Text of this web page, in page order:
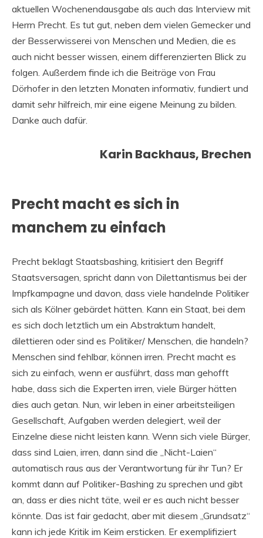
aktuellen Wochenendausgabe als auch das Interview mit
Herrn Precht. Es tut gut, neben dem vielen Gemecker und
der Besserwisserei von Menschen und Medien, die es
auch nicht besser wissen, einem differenzierten Blick zu
folgen. Außerdem finde ich die Beiträge von Frau
Dörhofer in den letzten Monaten informativ, fundiert und
damit sehr hilfreich, mir eine eigene Meinung zu bilden.
Danke auch dafür.
Karin Backhaus, Brechen
Precht macht es sich in
manchem zu einfach
Precht beklagt Staatsbashing, kritisiert den Begriff
Staatsversagen, spricht dann von Dilettantismus bei der
Impfkampagne und davon, dass viele handelnde Politiker
sich als Kölner gebärdet hätten. Kann ein Staat, bei dem
es sich doch letztlich um ein Abstraktum handelt,
dilettieren oder sind es Politiker/ Menschen, die handeln?
Menschen sind fehlbar, können irren. Precht macht es
sich zu einfach, wenn er ausführt, dass man gehofft
habe, dass sich die Experten irren, viele Bürger hätten
dies auch getan. Nun, wir leben in einer arbeitsteiligen
Gesellschaft, Aufgaben werden delegiert, weil der
Einzelne diese nicht leisten kann. Wenn sich viele Bürger,
dass sind Laien, irren, dann sind die „Nicht-Laien“
automatisch raus aus der Verantwortung für ihr Tun? Er
kommt dann auf Politiker-Bashing zu sprechen und gibt
an, dass er dies nicht täte, weil er es auch nicht besser
könnte. Das ist fair gedacht, aber mit diesem „Grundsatz“
kann ich jede Kritik im Keim ersticken. Er exemplifiziert